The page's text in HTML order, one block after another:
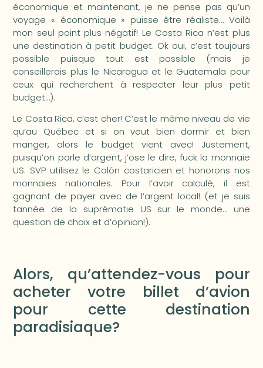
économique et maintenant, je ne pense pas qu’un
voyage « économique » puisse être réaliste… Voilà
mon seul point plus négatif! Le Costa Rica n’est plus
une destination à petit budget. Ok oui, c’est toujours
possible puisque tout est possible (mais je
conseillerais plus le Nicaragua et le Guatemala pour
ceux qui recherchent à respecter leur plus petit
budget…).
Le Costa Rica, c’est cher! C’est le même niveau de vie
qu’au Québec et si on veut bien dormir et bien
manger, alors le budget vient avec! Justement,
puisqu’on parle d’argent, j’ose le dire, fuck la monnaie
US. SVP utilisez le Colón costaricien et honorons nos
monnaies nationales. Pour l’avoir calculé, il est
gagnant de payer avec de l’argent local! (et je suis
tannée de la suprématie US sur le monde… une
question de choix et d’opinion!).
Alors, qu’attendez-vous pour
acheter votre billet d’avion
pour cette destination
paradisiaque?